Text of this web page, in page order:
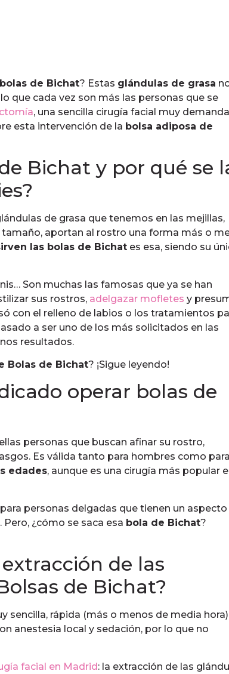
de Bichat? Estas glándulas de grasa
que cada vez son más las personas que se
, una sencilla cirugía facial muy
esta intervención de la bolsa adiposa de
Bichat y por qué se
de grasa que tenemos en las mejillas,
aportan al rostro una forma más o
las bolas de Bichat es esa, siendo su
Son muchas las famosas que ya se han
sus rostros, adelgazar mofletes y
con el relleno de labios o los tratamientos
a ser uno de los más solicitados en las
resultados.
Bolas de Bichat? ¡Sigue leyendo!
operar bolas de
personas que buscan afinar su rostro,
Es válida tanto para hombres como
edades, aunque es una cirugía más popular
personas delgadas que tienen un aspecto
¿cómo se saca esa bola de Bichat?
de las
de Bichat?
sencilla, rápida (más o menos de media
anestesia local y sedación, por lo que no
facial en Madrid: la extracción de las